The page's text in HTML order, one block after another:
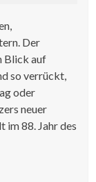
Der
Blick auf
so verrückt,
oder
neuer
im 88. Jahr des